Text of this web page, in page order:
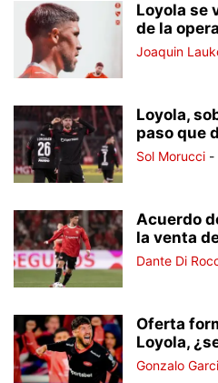
Loyola se
de la
Joaquin
Loyola,
paso que
Sol Morucci -
Acuerdo
la venta
Dante Di
Oferta
Loyola,
Gonzalo